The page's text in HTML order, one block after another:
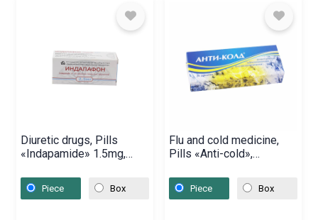
Diuretic drugs, Pills
«Indapamide» 1.5mg,
Piece Box
Flu and cold medicine,
Pills «Anti-cold»,
Piece Box